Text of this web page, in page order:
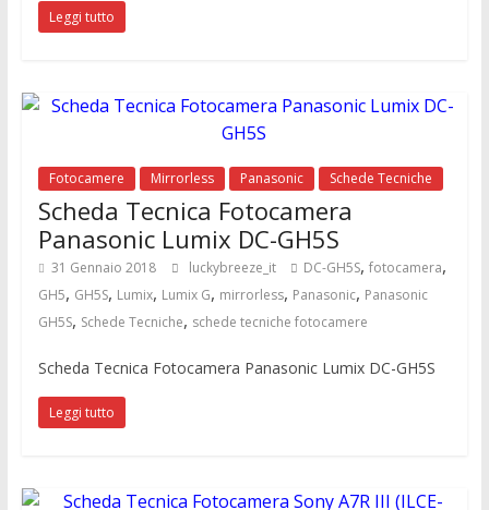
Leggi tutto
Fotocamere Mirrorless Panasonic Schede Tecniche
Scheda Tecnica Fotocamera
Panasonic Lumix DC-GH5S
31 Gennaio 2018 luckybreeze_it DC-GH5S, fotocamera,
GH5, GH5S, Lumix, Lumix G, mirrorless, Panasonic, Panasonic
GH5S, Schede Tecniche, schede tecniche fotocamere
Scheda Tecnica Fotocamera Panasonic Lumix DC-GH5S
Leggi tutto